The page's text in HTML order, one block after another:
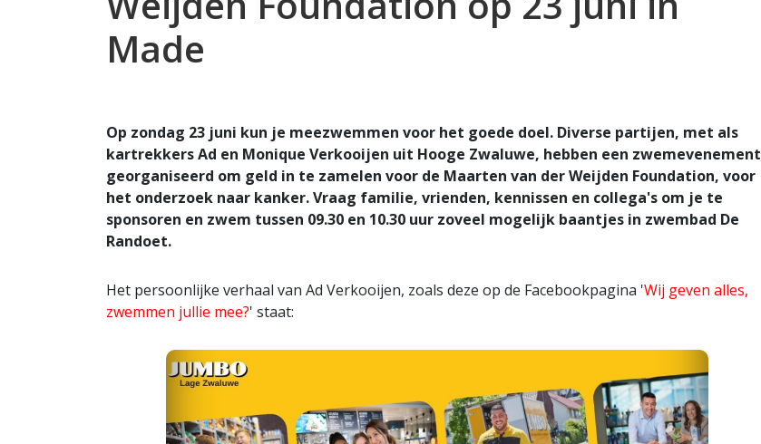
Made
Op zondag 23 juni kun je meezwemmen voor het goede doel. Diverse partijen, met als
kartrekkers Ad en Monique Verkooijen uit Hooge Zwaluwe, hebben een zwemevenement
georganiseerd om geld in te zamelen voor de Maarten van der Weijden Foundation, voor
het onderzoek naar kanker. Vraag familie, vrienden, kennissen en collega's om je te
sponsoren en zwem tussen 09.30 en 10.30 uur zoveel mogelijk baantjes in zwembad De
Randoet.
Het persoonlijke verhaal van Ad Verkooijen, zoals deze op de Facebookpagina 'Wij geven alles,
zwemmen jullie mee?' staat: